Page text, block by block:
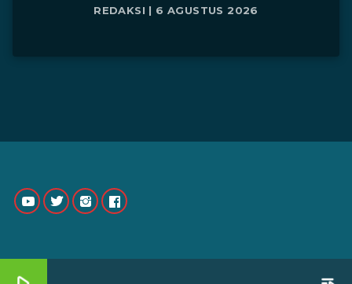
REDAKSI | 6 AGUSTUS 2026